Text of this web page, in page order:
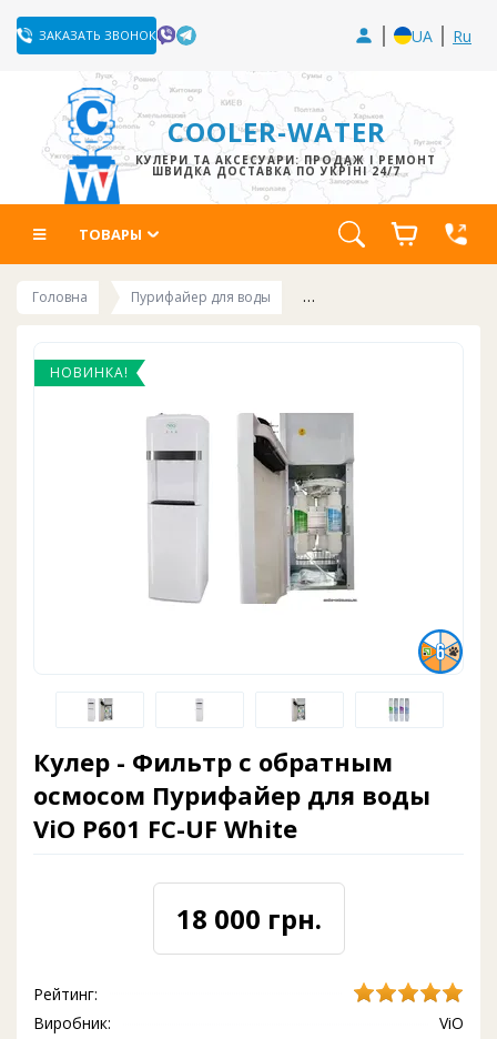
ЗАКАЗАТЬ ЗВОНОК UA Ru
COOLER-WATER
КУЛЕРИ ТА АКСЕСУАРИ: ПРОДАЖ І РЕМОНТ
ШВИДКА ДОСТАВКА ПО УКРЇНІ 24/7
ТОВАРЫ
Головна Пурифайер для воды
НОВИНКА!
Кулер - Фильтр с обратным
осмосом Пурифайер для воды
ViO P601 FC-UF White
18 000 грн.
Рейтинг:
ViO
Виробник: